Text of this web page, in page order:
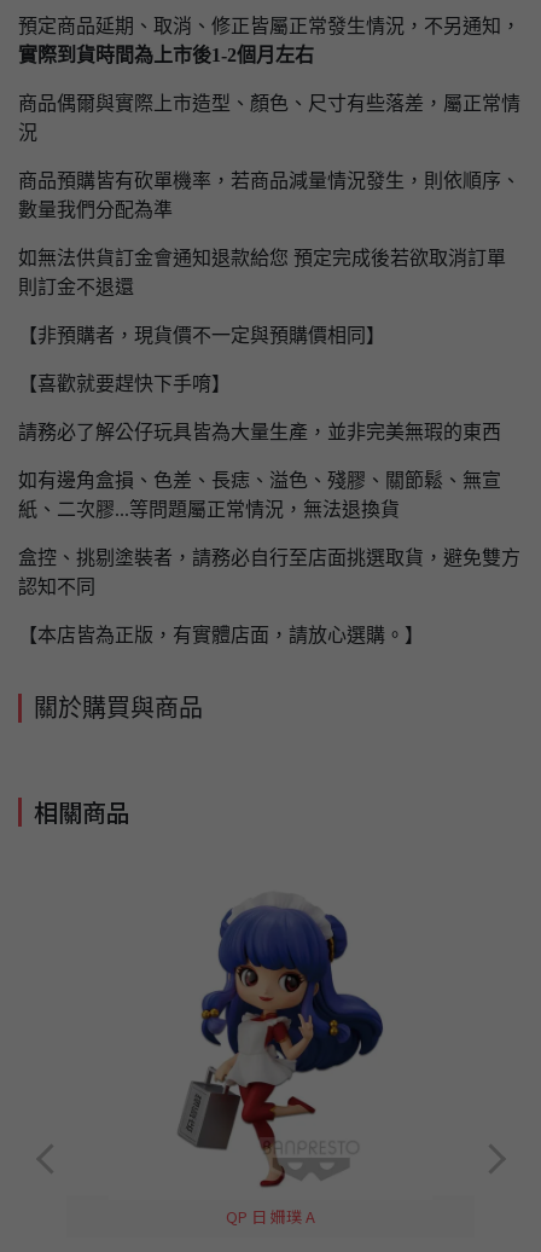
預定商品延期、取消、修正皆屬正常發生情況，不另通知，
實際到貨時間為上市後1-2個月左右
商品偶爾與實際上市造型、顏色、尺寸有些落差，屬正常情
況
商品預購皆有砍單機率，若商品減量情況發生，則依順序、
數量我們分配為準
如無法供貨訂金會通知退款給您 預定完成後若欲取消訂單
則訂金不退還
【非預購者，現貨價不一定與預購價相同】
【喜歡就要趕快下手唷】
請務必了解公仔玩具皆為大量生產，並非完美無瑕的東西
如有邊角盒損、色差、長痣、溢色、殘膠、關節鬆、無宣
紙、二次膠...等問題屬正常情況，無法退換貨
盒控、挑剔塗裝者，請務必自行至店面挑選取貨，避免雙方
認知不同
【本店皆為正版，有實體店面，請放心選購。】
關於購買與商品
相關商品
QP 日 姍璞 A